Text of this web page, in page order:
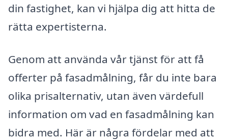
din fastighet, kan vi hjälpa dig att hitta de
rätta expertisterna.
Genom att använda vår tjänst för att få
offerter på fasadmålning, får du inte bara
olika prisalternativ, utan även värdefull
information om vad en fasadmålning kan
bidra med. Här är några fördelar med att